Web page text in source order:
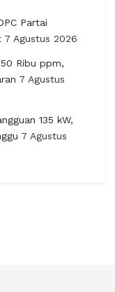
Partai
7 Agustus 2026
Ribu ppm,
7 Agustus
135 kW,
7 Agustus